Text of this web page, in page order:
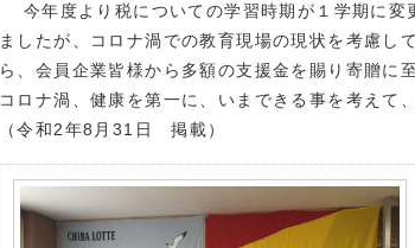
今年度より税についての学習時期が１学期に変
ましたが、コロナ渦での教育現場の現状を考慮し
ら、会員企業皆様から多額の支援金を賜り寄贈に
コロナ渦、健康を第一に、いまできる事を考えて
（令和2年8月31日 掲載）